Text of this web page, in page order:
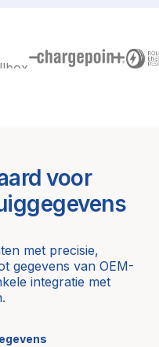
voor
met precisie,
gegevens van OEM-
integratie met